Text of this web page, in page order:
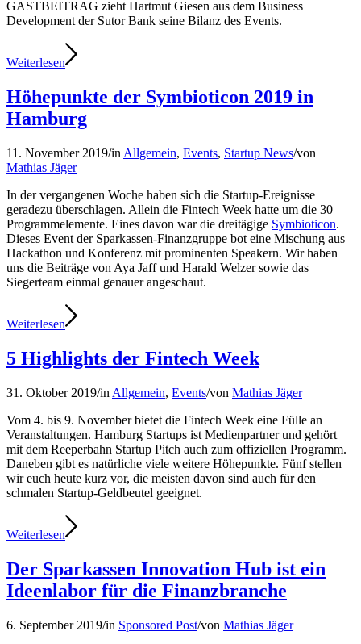
GASTBEITRAG zieht Hartmut Giesen aus dem Business
Development der Sutor Bank seine Bilanz des Events.
Weiterlesen
Höhepunkte der Symbioticon 2019 in
Hamburg
11. November 2019/in Allgemein, Events, Startup News/von
Mathias Jäger
In der vergangenen Woche haben sich die Startup-Ereignisse
geradezu überschlagen. Allein die Fintech Week hatte um die 30
Programmelemente. Eines davon war die dreitägige Symbioticon.
Dieses Event der Sparkassen-Finanzgruppe bot eine Mischung aus
Hackathon und Konferenz mit prominenten Speakern. Wir haben
uns die Beiträge von Aya Jaff und Harald Welzer sowie das
Siegerteam einmal genauer angeschaut.
Weiterlesen
5 Highlights der Fintech Week
31. Oktober 2019/in Allgemein, Events/von Mathias Jäger
Vom 4. bis 9. November bietet die Fintech Week eine Fülle an
Veranstaltungen. Hamburg Startups ist Medienpartner und gehört
mit dem Reeperbahn Startup Pitch auch zum offiziellen Programm.
Daneben gibt es natürliche viele weitere Höhepunkte. Fünf stellen
wir euch heute kurz vor, die meisten davon sind auch für den
schmalen Startup-Geldbeutel geeignet.
Weiterlesen
Der Sparkassen Innovation Hub ist ein
Ideenlabor für die Finanzbranche
6. September 2019/in Sponsored Post/von Mathias Jäger